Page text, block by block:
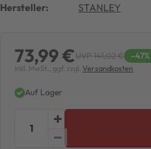
Hersteller:
STANLEY
73,99 €UVP 141,02 € -47%
inkl. MwSt., ggf. zzgl. Versandkosten
Auf Lager